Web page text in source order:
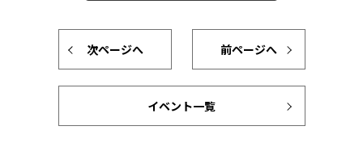
次ページへ 前ページへ
イベント一覧